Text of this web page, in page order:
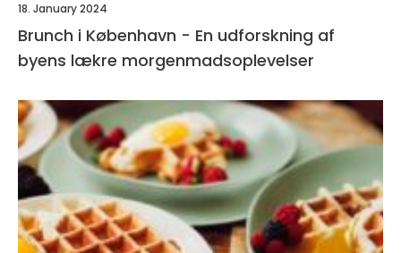
18. January 2024
Brunch i København - En udforskning af
byens lækre morgenmadsoplevelser